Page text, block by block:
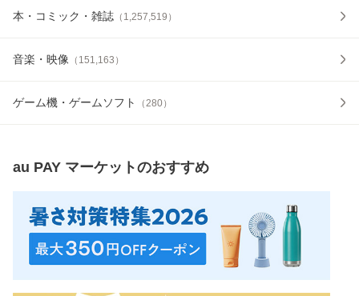
本・コミック・雑誌 （ 1,257,519 ）
音楽・映像 （ 151,163 ）
ゲーム機・ゲームソフト （280）
au PAY マーケットのおすすめ